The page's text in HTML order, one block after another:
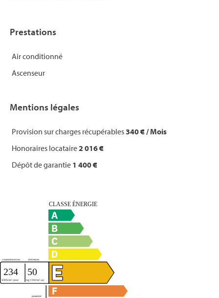
Prestations
Air conditionné
Ascenseur
Mentions légales
Provision sur charges récupérables340 € / Mois
Honoraires locataire2 016 €
Dépôt de garantie 1 400 €